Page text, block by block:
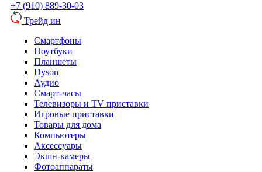
+7 (910) 889-30-03
Трейд ин
Смартфоны
Ноутбуки
Планшеты
Dyson
Аудио
Смарт-часы
Телевизоры и TV приставки
Игровые приставки
Товары для дома
Компьютеры
Аксесcуары
Экшн-камеры
Фотоаппараты